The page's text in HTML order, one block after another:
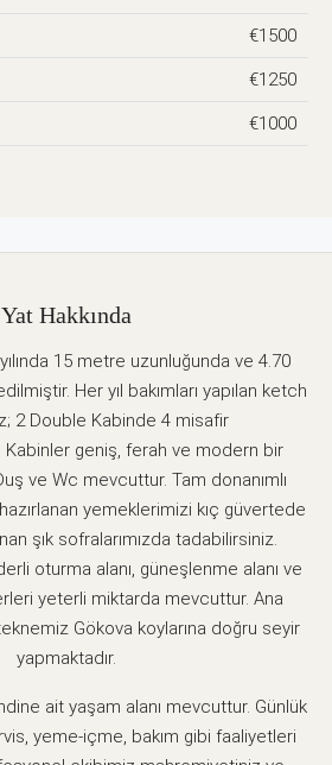
€1500
€1250
€1000
Yat Hakkında
15 metre uzunluğunda ve 4.70
Her yıl bakımları yapılan ketch
2 Double Kabinde 4 misafir
Kabinler geniş, ferah ve modern bir
ve Wc mevcuttur. Tam donanımlı
yemeklerimizi kıç güvertede
şık sofralarımızda tadabilirsiniz.
oturma alanı, güneşlenme alanı ve
yeterli miktarda mevcuttur. Ana
Gökova koylarına doğru seyir
yapmaktadır.
ait yaşam alanı mevcuttur. Günlük
yeme-içme, bakım gibi faaliyetleri